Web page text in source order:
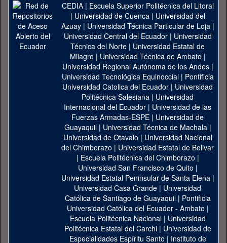
CEDIA| Escuela Superior Politécnica del Litoral
| Universidad de Cuenca| Universidad del
Azuay| Universidad Técnica Particular de Loja|
Universidad Central del Ecuador| Universidad
Técnica del Norte | Universidad Estatal de
Milagro | Universidad Técnica de Ambato |
Universidad Regional Autónoma de los Andes|
Universidad Tecnológica Equinoccial| Pontificia
Universidad Catolica del Ecuador | Universidad
Politécnica Salesiana | Universidad
Internacional del Ecuador | Universidad de las
Fuerzas Armadas-ESPE | Universidad de
Guayaquil| Universidad Técnica de Machala|
Universidad de Otavalo | Universidad Nacional
del Chimborazo | Universidad Estatal de Bolivar
| Escuela Politécnica del Chimborazo |
Universidad San Francisco de Quito |
Universidad Estatal Peninsular de Santa Elena|
Universidad Casa Grande | Universidad
Católica de Santiago de Guayaquil| Pontificia
Universidad Católica del Ecuador - Ambato |
Escuela Politécnica Nacional| Universidad
Politécnica Estatal del Carchi| Universidad de
Especialidades Espíritu Santo | Instituto de